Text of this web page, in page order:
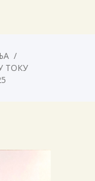
/
ТОКУ